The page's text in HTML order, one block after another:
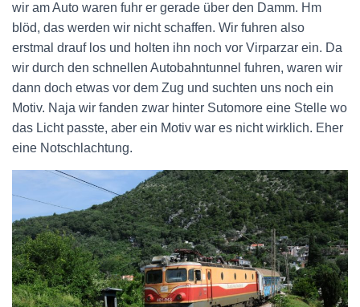
wir am Auto waren fuhr er gerade über den Damm. Hm
blöd, das werden wir nicht schaffen. Wir fuhren also
erstmal drauf los und holten ihn noch vor Virparzar ein. Da
wir durch den schnellen Autobahntunnel fuhren, waren wir
dann doch etwas vor dem Zug und suchten uns noch ein
Motiv. Naja wir fanden zwar hinter Sutomore eine Stelle wo
das Licht passte, aber ein Motiv war es nicht wirklich. Eher
eine Notschlachtung.